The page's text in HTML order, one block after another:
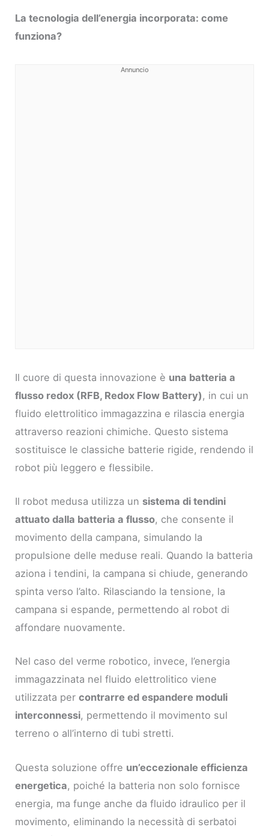
La tecnologia dell’energia incorporata: come
funziona?
Annuncio
Il cuore di questa innovazione è una batteria a
flusso redox (RFB, Redox Flow Battery) , in cui un
fluido elettrolitico immagazzina e rilascia energia
attraverso reazioni chimiche. Questo sistema
sostituisce le classiche batterie rigide, rendendo il
robot più leggero e flessibile.
Il robot medusa utilizza un sistema di tendini
attuato dalla batteria a flusso, che consente il
movimento della campana, simulando la
propulsione delle meduse reali. Quando la batteria
aziona i tendini, la campana si chiude, generando
spinta verso l’alto. Rilasciando la tensione, la
campana si espande, permettendo al robot di
affondare nuovamente.
Nel caso del verme robotico, invece, l’energia
immagazzinata nel fluido elettrolitico viene
utilizzata percontrarre ed espandere moduli
interconnessi, permettendo il movimento sul
terreno o all’interno di tubi stretti.
Questa soluzione offre un’eccezionale efficienza
energetica, poiché la batteria non solo fornisce
energia, ma funge anche da fluido idraulico per il
movimento, eliminando la necessità di serbatoi